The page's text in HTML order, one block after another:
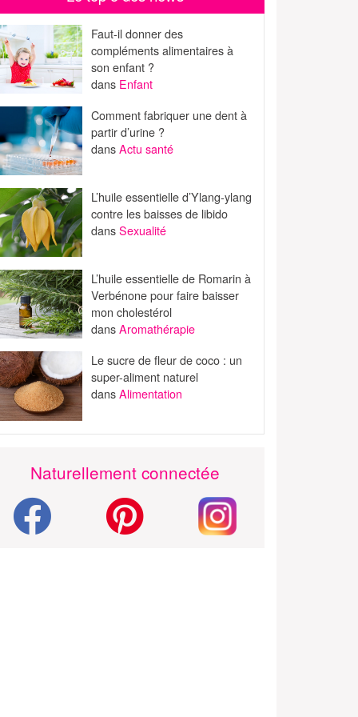
Faut-il donner des
compléments alimentaires à
son enfant ?
dans Enfant
Comment fabriquer une dent à
partir d’urine ?
dansActu santé
L’huile essentielle d’Ylang-ylang
contre les baisses de libido
dansSexualité
L’huile essentielle de Romarin à
Verbénone pour faire baisser
mon cholestérol
dansAromathérapie
Le sucre de fleur de coco : un
super-aliment naturel
dansAlimentation
Naturellement connectée